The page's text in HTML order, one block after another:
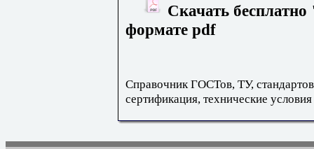
Скачать
формате pdf
Справочник ГОСТов, ТУ,
сертификация, технические условия